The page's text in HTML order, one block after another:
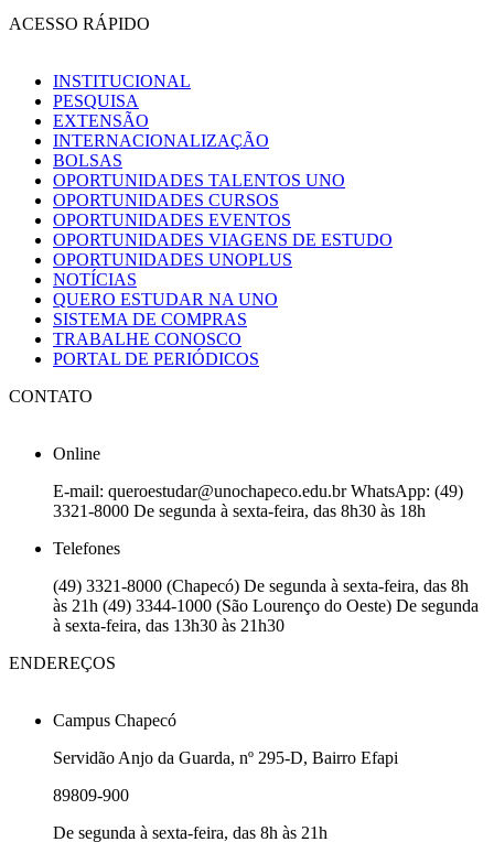
ACESSO RÁPIDO
INSTITUCIONAL
PESQUISA
EXTENSÃO
INTERNACIONALIZAÇÃO
BOLSAS
OPORTUNIDADES TALENTOS UNO
OPORTUNIDADES CURSOS
OPORTUNIDADES EVENTOS
OPORTUNIDADES VIAGENS DE ESTUDO
OPORTUNIDADES UNOPLUS
NOTÍCIAS
QUERO ESTUDAR NA UNO
SISTEMA DE COMPRAS
TRABALHE CONOSCO
PORTAL DE PERIÓDICOS
CONTATO
Online
E-mail: queroestudar@unochapeco.edu.br WhatsApp: (49)
3321-8000 De segunda à sexta-feira, das 8h30 às 18h
Telefones
(49) 3321-8000 (Chapecó) De segunda à sexta-feira, das 8h
às 21h (49) 3344-1000 (São Lourenço do Oeste) De segunda
à sexta-feira, das 13h30 às 21h30
ENDEREÇOS
Campus Chapecó
Servidão Anjo da Guarda, nº 295-D, Bairro Efapi
89809-900
De segunda à sexta-feira, das 8h às 21h